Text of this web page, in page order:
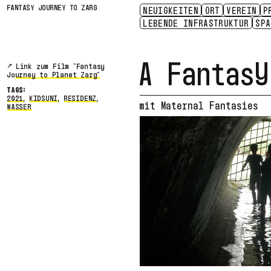
FANTASY JOURNEY TO ZARG NEUIGKEITEN
ORT
ZUGÄNGLICHKEIT GESCHICHTE
VEREIN
E.V. KONTAKT PRESSE
LEBENDE INFRASTRUKTUR
SENSING LOSS SITUATED
Link zum Film "Fantasy
Journey to Planet Zarg"
TAGS:
2021
KIDSUNI RESIDENZ
WASSER
A
mit Maternal Fantasies